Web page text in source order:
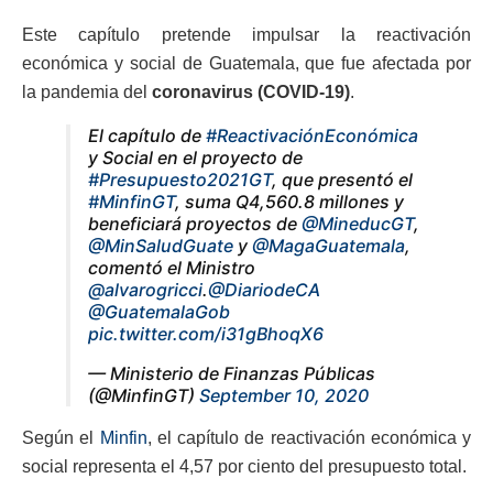
Este capítulo pretende impulsar la reactivación
económica y social de Guatemala, que fue afectada por
la pandemia del coronavirus (COVID-19).
El capítulo de #ReactivaciónEconómica
y Social en el proyecto de
#Presupuesto2021GT, que presentó el
#MinfinGT, suma Q4,560.8 millones y
beneficiará proyectos de @MineducGT,
@MinSaludGuate y @MagaGuatemala,
comentó el Ministro
@alvarogricci.@DiariodeCA
@GuatemalaGob
pic.twitter.com/i31gBhoqX6
— Ministerio de Finanzas Públicas
(@MinfinGT) September 10, 2020
Según el Minfin, el capítulo de reactivación económica y
social representa el 4,57 por ciento del presupuesto total.